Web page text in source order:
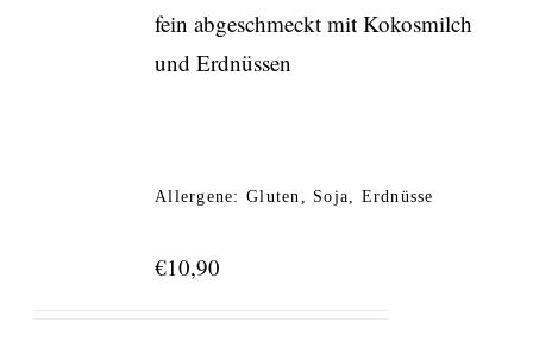
fein abgeschmeckt mit Kokosmilch
und Erdnüssen
Allergene: Gluten, Soja, Erdnüsse
€10,90